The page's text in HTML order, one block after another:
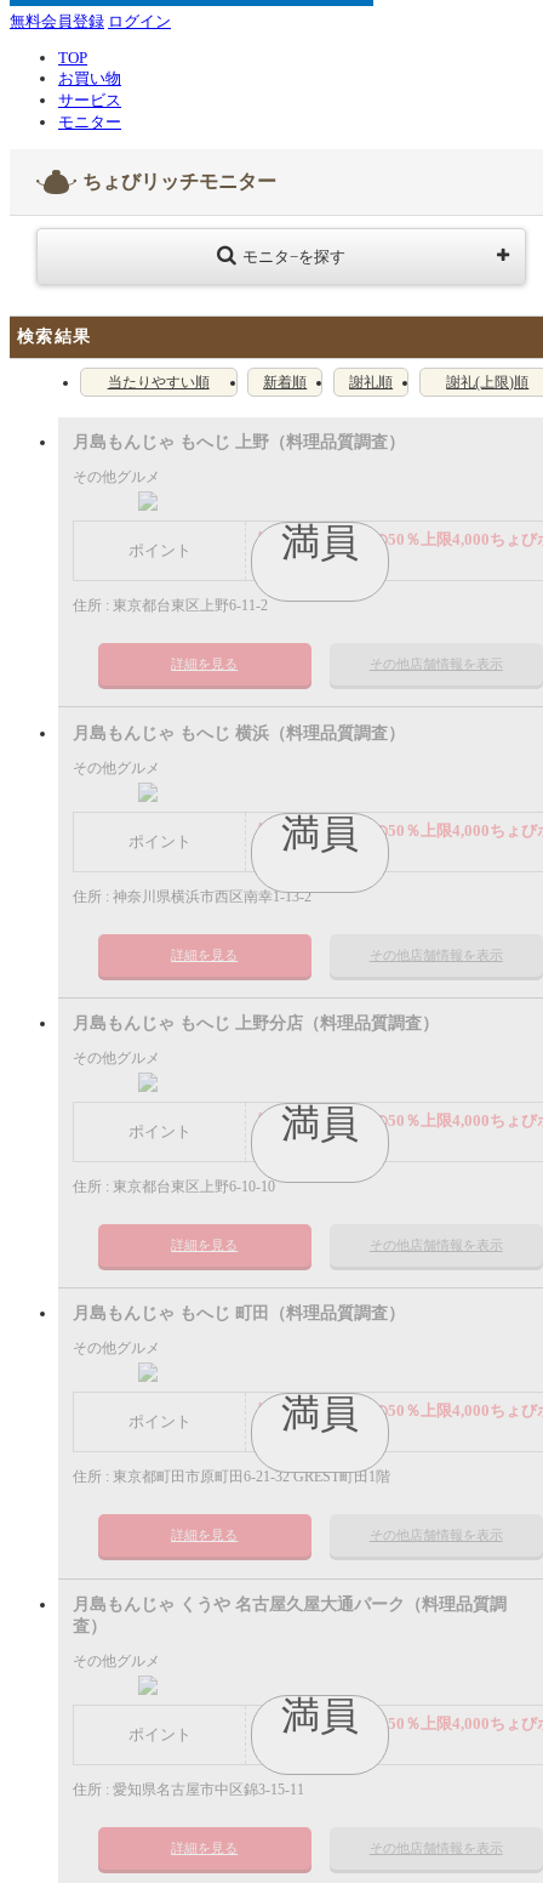
無料会員登録 ログイン
TOP
お買い物
サービス
モニター
ちょびリッチモニター
モニタ−を探す
検索結果
当たりやすい順 新着順 謝礼順 謝礼(上限)順
満員
月島もんじゃ もへじ 上野（料理品質調査）
その他グルメ
ポイント
謝礼： 飲食代金の50％上限4,000ちょび
イント
住所 : 東京都台東区上野6-11-2
詳細を見る その他店舗情報を表示
満員
月島もんじゃ もへじ 横浜（料理品質調査）
その他グルメ
ポイント
謝礼： 飲食代金の50％上限4,000ちょび
イント
住所 : 神奈川県横浜市西区南幸1-13-2
詳細を見る その他店舗情報を表示
満員
月島もんじゃ もへじ 上野分店（料理品質調査）
その他グルメ
ポイント
謝礼： 飲食代金の50％上限4,000ちょび
イント
住所 : 東京都台東区上野6-10-10
詳細を見る その他店舗情報を表示
満員
月島もんじゃ もへじ 町田（料理品質調査）
その他グルメ
ポイント
謝礼： 飲食代金の50％上限4,000ちょび
イント
住所 : 東京都町田市原町田6-21-32 GREST町田1階
詳細を見る その他店舗情報を表示
満員
月島もんじゃ くうや 名古屋久屋大通パーク（料理品質調
査）
その他グルメ
ポイント
謝礼： 飲食代金の50％上限4,000ちょび
住所 : 愛知県名古屋市中区錦3-15-11
詳細を見る その他店舗情報を表示